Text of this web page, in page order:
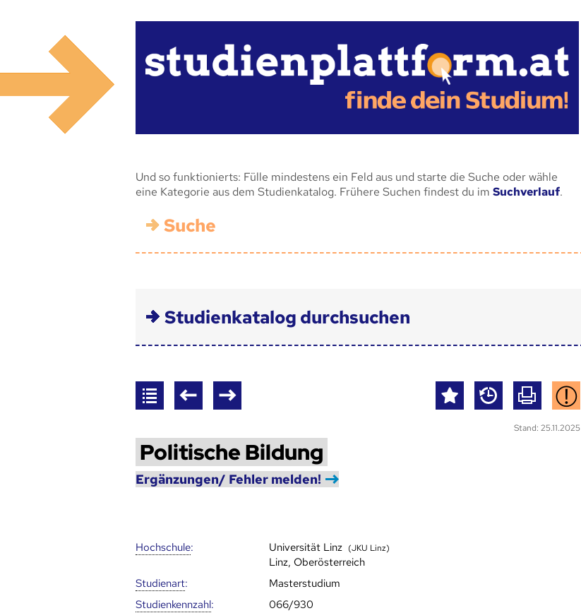
Und so funktionierts: Fülle mindestens ein Feld aus und starte die Suche oder wähle
eine Kategorie aus dem Studienkatalog. Frühere Suchen findest du im Suchverlauf.
Suche
Studienkatalog durchsuchen
Stand: 25.11.2025
Politische Bildung
Ergänzungen/ Fehler melden!
Hoch­schule: Universität Linz (JKU Linz)
Linz, Oberösterreich
Studienart:
Masterstudium
Studien­kenn­zahl:
066/930